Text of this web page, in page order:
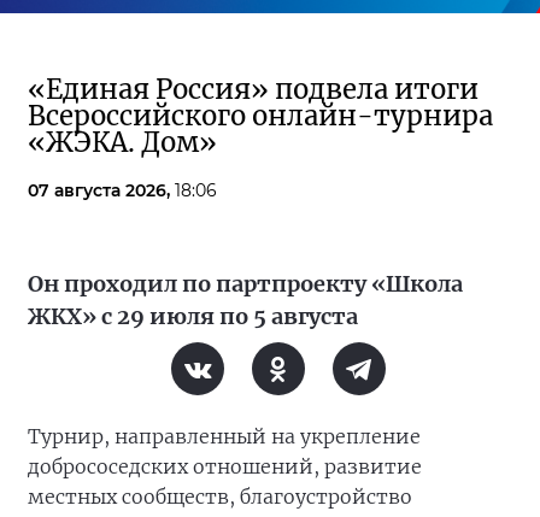
«Единая Россия» подвела итоги
Всероссийского онлайн-турнира
«ЖЭКА. Дом»
07 августа 2026, 18:06
Он проходил по партпроекту «Школа
ЖКХ» с 29 июля по 5 августа
Турнир, направленный на укрепление
добрососедских отношений, развитие
местных сообществ, благоустройство